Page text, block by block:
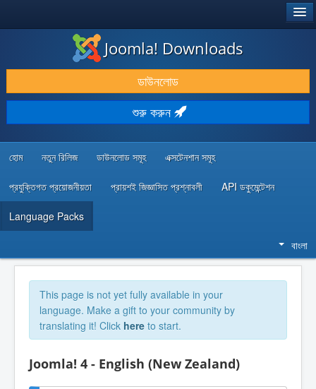
ডাউনলোড & প্রসারিত করুন
আবিষ্কার & শিখুন
কমিউনিটি & সহায়তা
Joomla! Downloads
ডাউনলোড
শুরু করুন
হোম নতুন রিলিজ ডাউনলোড সমূহ এক্সটেনশান সমূহ
প্রযুক্তিগত প্রয়োজনীয়তা প্রায়শই জিজ্ঞাসিত প্রশ্নাবলী API ডকুমেন্টেশন
Language Packs
বাংলা
This page is not yet fully available in your
language. Make a gift to your community by
translating it! Click here to start.
Joomla! 4 - English (New Zealand)